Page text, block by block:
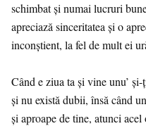
schimbat și numai lucruri
apreciază sinceritatea și o
inconștient, la fel de mult ei
Când e ziua ta și vine unu’
și nu există dubii, însă când
și aproape de tine, atunci